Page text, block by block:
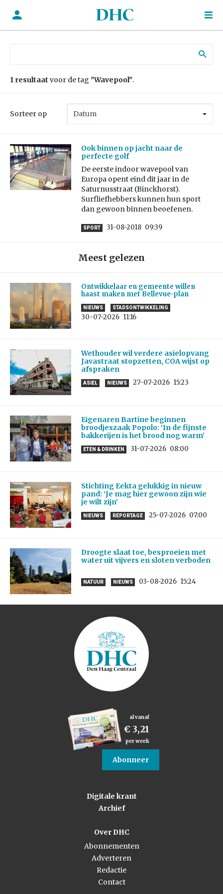
1 resultaat voor de tag "Wavepool".
Sorteer op
Ook binnen op jacht naar de
perfecte golf
De eerste indoor wavepool van
Europa opent eind dit jaar in de
Saturnusstraat (Binckhorst).
Surfliefhebbers kunnen hun sport
dan gewoon binnen beoefenen.
SPORT 31-08-2018 09:39
Meest gelezen
Ontwikkelaar en gemeente willen
haast maken met Bellevue-plan
NIEUWS STADSONTWIKKELING
30-07-2026 11:16
Wethouder wil verdere asielopvang
Javastraat stopzetten, COA wijst op
afspraken
ASIEL NIEUWS 27-07-2026 15:23
Eigenaren Bartine beginnen
broodjeszaak Popolo: ‘In de fijnste
bakkerijen is het brood nog warm’
ETEN & DRINKEN 31-07-2026 08:00
Stichting Eekta gelukkig in nieuw
pand: ‘Je mag hier gewoon zijn wie
je wilt zijn’
NIEUWS REPORTAGE 25-07-2026 07:00
Droogte slaat toe, besproeien met
water uit vijvers en sloten verboden
NATUUR NIEUWS 03-08-2026 15:24
al vanaf
€ 3,21
per week
Abonneer
Digitale krant
Archief
Over DHC
Abonnementen
Adverteren
Redactie
Contact